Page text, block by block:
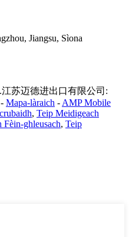
Jiangsu, Sìona
江苏迈德进出口有限公司:
- Mapa-làraich - AMP Mobile
, Teip Meidigeach
Fèin-ghleusach, Teip